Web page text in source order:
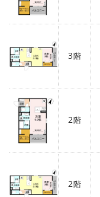
3階
2階
2階